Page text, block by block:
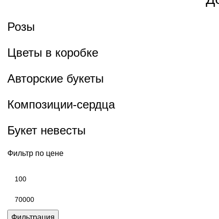
Розы
Цветы в коробке
Авторские букеты
Композиции-сердца
Букет невесты
Фильтр по цене
Фильтрация